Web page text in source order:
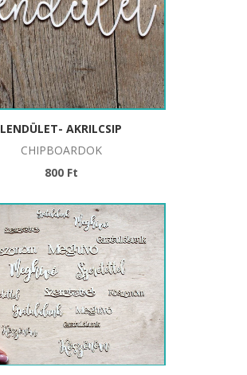
LENDÜLET- AKRILCSIP
CHIPBOARDOK
800 Ft